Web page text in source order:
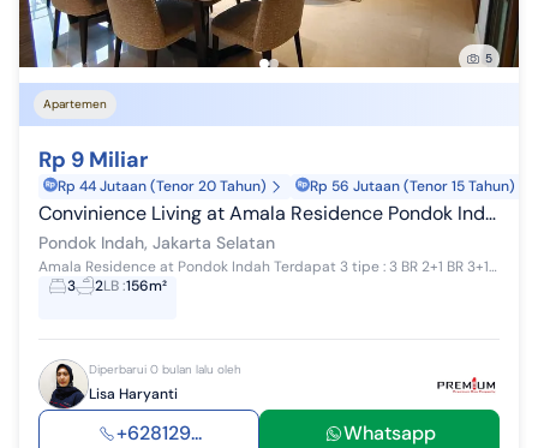
5
Apartemen
Rp 9 Miliar
Rp 44 Jutaan (Tenor 20 Tahun) Rp 56 Jutaan (Tenor 15 Tahun)
Convinience Living at Amala Residence Pondok Indah
Pondok Indah, Jakarta Selatan
Amala Residence at Pondok Indah Terdapat 3 tipe : 3 BR 2+1 BR 3+1 BR Luasan 156 sqm Parking lot 2 mobil Semi furnished : AC ducting Wardrobe Kit...
3
2LB:156m²
Diperbarui 0 bulan lalu oleh
Lisa Haryanti
+628129... Whatsapp